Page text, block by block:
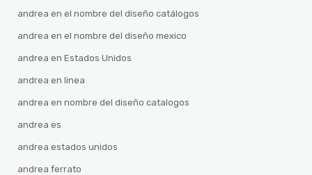
andrea en el nombre del diseño catálogos
andrea en el nombre del diseño mexico
andrea en Estados Unidos
andrea en linea
andrea en nombre del diseño catalogos
andrea es
andrea estados unidos
andrea ferrato